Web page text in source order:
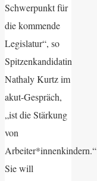
Schwerpunkt für
die kommende
Legislatur“, so
Spitzenkandidatin
Nathaly Kurtz im
akut-Gespräch,
„ist die Stärkung
von
Arbeiter*innenkindern.“
Sie will